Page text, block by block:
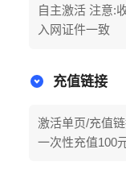
自主激活 注意:
入网证件一致
充值链接
激活单页/充值
一次性充值100